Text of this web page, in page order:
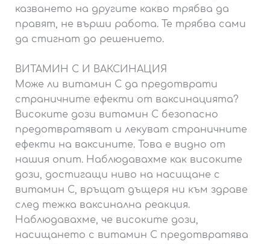
казването на другите какво трябва да
правят, не върши работа. Те трябва сами
да стигнат до решението.
ВИТАМИН С И ВАКСИНАЦИЯ
Може ли витамин С да предотврати
страничните ефекти от ваксинацията?
Високите дози витамин С безопасно
предотвратяват и лекуват страничните
ефекти на ваксините. Това е видно от
нашия опит. Наблюдавахме как високите
дози, достигащи ниво на насищане с
витамин С, връщат дъщеря ни към здраве
след тежка ваксинална реакция.
Наблюдавахме, че високите дози,
насищането с витамин С предотвратява